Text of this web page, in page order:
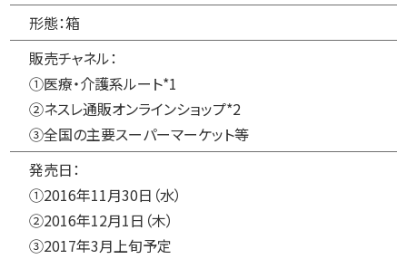
形態：箱
販売チャネル：
①医療・介護系ルート*1
②ネスレ通販オンラインショップ*2
③全国の主要スーパーマーケット等
発売日：
①2016年11月30日（水）
②2016年12月1日（木）
③2017年3月上旬予定